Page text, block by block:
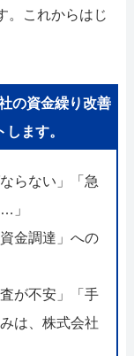
。これからはじ
の資金繰り改善
ます。
らない」「急
」
金調達」への
が不安」「手
は、株式会社